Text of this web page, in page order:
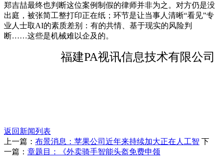
郑吉喆最终也判断这位案例制假的律师并非为之。对方仍是没
出庭，被张简工整打印正在纸；环节是让当事人清晰“看见”专
业人士取AI的素质差别：有的共情、基于现实的风险判
断……这些是机械难以企及的。
福建PA视讯信息技术有限公司
返回新闻列表
上一篇： 布景消息：苹果公司近年来持续加大正在人工智 下
一篇： 章题目：《外卖骑手智能头盔免费申领